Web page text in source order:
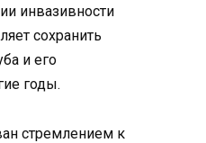
инвазивности
сохранить
и его
годы.
стремлением к